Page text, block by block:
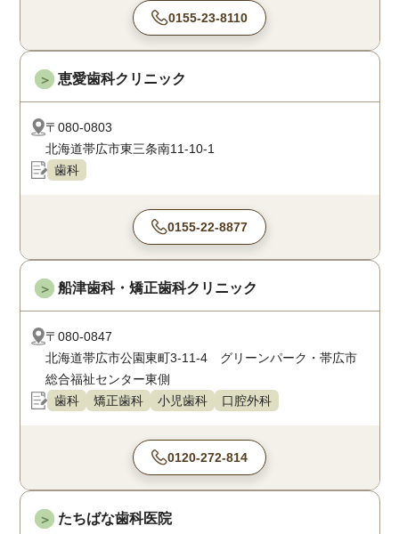
0155-23-8110
＞ 恵愛歯科クリニック
〒080-0803
北海道帯広市東三条南11-10-1
歯科
0155-22-8877
＞ 船津歯科・矯正歯科クリニック
〒080-0847
北海道帯広市公園東町3-11-4 グリーンパーク・帯広市
総合福祉センター東側
歯科
矯正歯科 小児歯科 口腔外科
0120-272-814
＞ たちばな歯科医院